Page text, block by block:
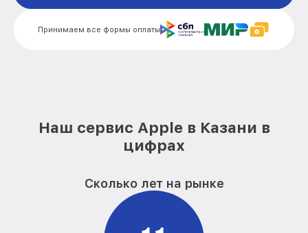
Замена разъемов Vision Pro Apple от 550₽
Принимаем все формы оплаты
Наш сервис Apple в Казани в
цифрах
Сколько лет на рынке